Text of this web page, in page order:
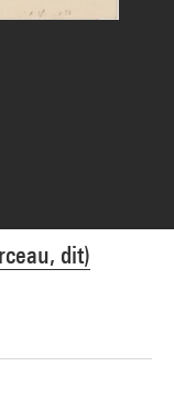
dit)
Migeat/Dist.